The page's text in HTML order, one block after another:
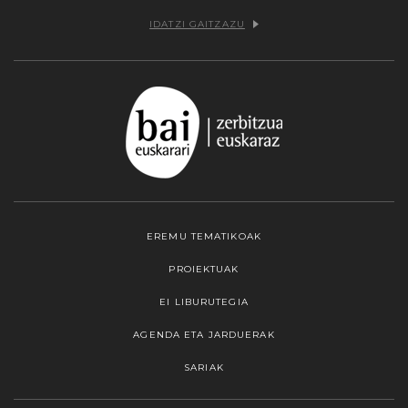
IDATZI GAITZAZU
EREMU TEMATIKOAK
PROIEKTUAK
EI LIBURUTEGIA
AGENDA ETA JARDUERAK
SARIAK